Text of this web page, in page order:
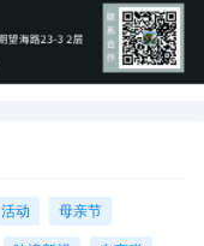
活动 母亲节